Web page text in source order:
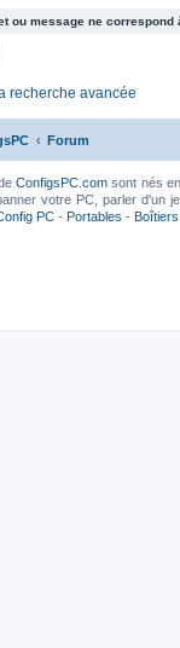
ou message ne correspond
recherche avancée
Forum
ConfigsPC.comsont nés
votre PC, parler d'un
PC - Portables - Boîtiers